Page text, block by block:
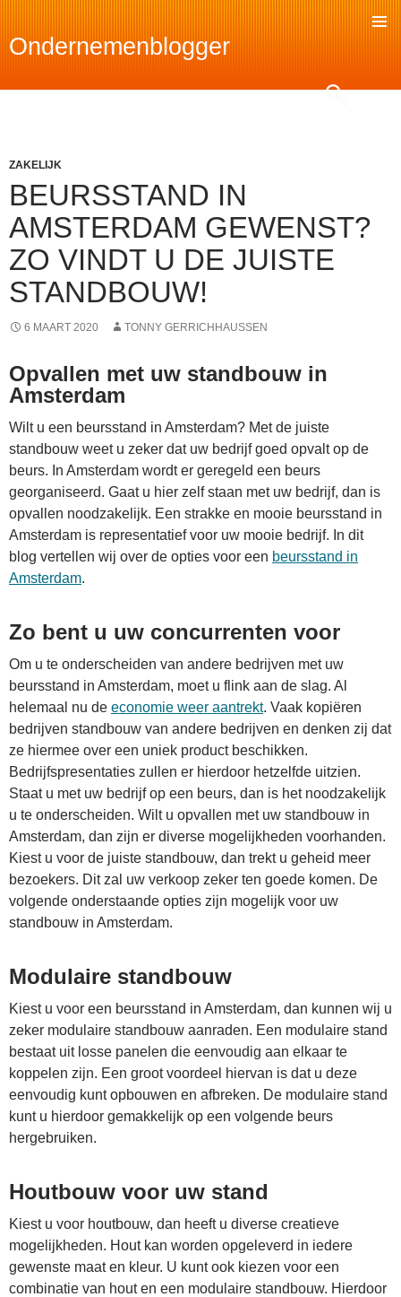
Ondernemenblogger
ZAKELIJK
BEURSSTAND IN
AMSTERDAM GEWENST?
ZO VINDT U DE JUISTE
STANDBOUW!
6 MAART 2020 TONNY GERRICHHAUSSEN
Opvallen met uw standbouw in
Amsterdam
Wilt u een beursstand in Amsterdam? Met de juiste
standbouw weet u zeker dat uw bedrijf goed opvalt op de
beurs. In Amsterdam wordt er geregeld een beurs
georganiseerd. Gaat u hier zelf staan met uw bedrijf, dan is
opvallen noodzakelijk. Een strakke en mooie beursstand in
Amsterdam is representatief voor uw mooie bedrijf. In dit
blog vertellen wij over de opties voor een beursstand in
Amsterdam.
Zo bent u uw concurrenten voor
Om u te onderscheiden van andere bedrijven met uw
beursstand in Amsterdam, moet u flink aan de slag. Al
helemaal nu de economie weer aantrekt. Vaak kopiëren
bedrijven standbouw van andere bedrijven en denken zij dat
ze hiermee over een uniek product beschikken.
Bedrijfspresentaties zullen er hierdoor hetzelfde uitzien.
Staat u met uw bedrijf op een beurs, dan is het noodzakelijk
u te onderscheiden. Wilt u opvallen met uw standbouw in
Amsterdam, dan zijn er diverse mogelijkheden voorhanden.
Kiest u voor de juiste standbouw, dan trekt u geheid meer
bezoekers. Dit zal uw verkoop zeker ten goede komen. De
volgende onderstaande opties zijn mogelijk voor uw
standbouw in Amsterdam.
Modulaire standbouw
Kiest u voor een beursstand in Amsterdam, dan kunnen wij u
zeker modulaire standbouw aanraden. Een modulaire stand
bestaat uit losse panelen die eenvoudig aan elkaar te
koppelen zijn. Een groot voordeel hiervan is dat u deze
eenvoudig kunt opbouwen en afbreken. De modulaire stand
kunt u hierdoor gemakkelijk op een volgende beurs
hergebruiken.
Houtbouw voor uw stand
Kiest u voor houtbouw, dan heeft u diverse creatieve
mogelijkheden. Hout kan worden opgeleverd in iedere
gewenste maat en kleur. U kunt ook kiezen voor een
combinatie van hout en een modulaire standbouw. Hierdoor